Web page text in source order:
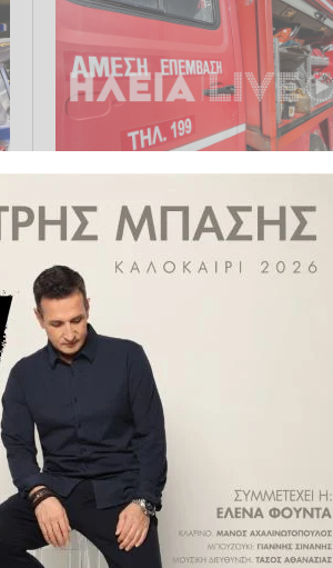
Απίστευτο περιστατικό στον
Ασπρόπυργο: Πυροσβέστες
κάλεσαν την... ΟΠΚΕ για να
σε πυρκαγιά
ΕΛΛΆΔΑ